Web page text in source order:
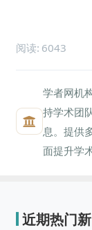
阅读: 6043
学者网机
持学术团
息。提供
面提升学
近期热门